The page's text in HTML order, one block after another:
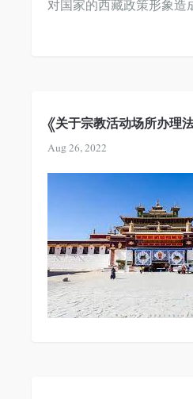
对国家的西藏政策形象造
《关于宗教活动场所办理
Aug 26, 2022